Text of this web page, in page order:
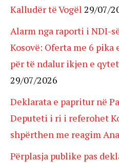
Kalludër të Vogël 29/07/
Alarm nga raporti i NDI-
Kosovë: Oferta me 6 pika
për të ndalur ikjen e
29/07/2026
Deklarata e papritur në
Deputeti i ri i referohet
shpërthen me reagim
Përplasja publike pas